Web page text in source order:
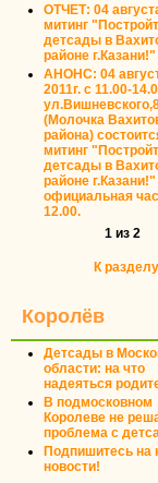
ОТЧЕТ: 04
митинг
детсады в
районе г.Казани!"
АНОНС: 04
2011г. с 11.00-
(Молочка
района)
митинг
детсады в
районе г.Казани!"
официальная
12.00.
1 из 2
К
Королёв
Детсады в
области: на что
надеяться
В подмосковном
Королеве не
проблема с
Подпишитесь на
новости!